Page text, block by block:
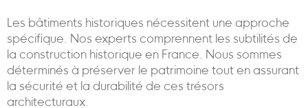
Les bâtiments historiques nécessitent une approche
spécifique. Nos experts comprennent les subtilités de
la construction historique en France. Nous sommes
déterminés à préserver le patrimoine tout en assurant
la sécurité et la durabilité de ces trésors
architecturaux.